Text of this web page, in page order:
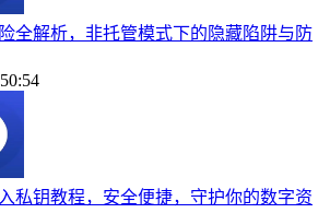
全解析，非托管模式下的隐藏陷阱与防
私钥教程，安全便捷，守护你的数字资